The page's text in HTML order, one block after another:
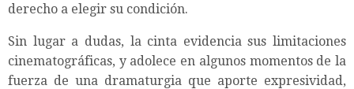
derecho a elegir su condición.
Sin lugar a dudas, la cinta evidencia sus limitaciones
cinematográficas, y adolece en algunos momentos de la
fuerza de una dramaturgia que aporte expresividad,